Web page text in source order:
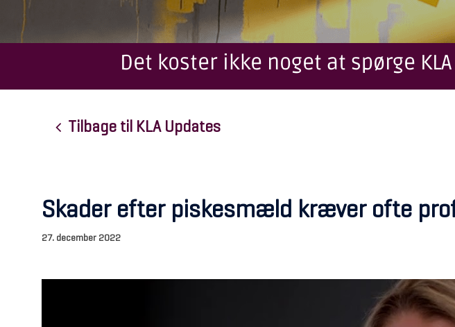
Det koster ikke noget at spørge
Tilbage til KLA Updates
Skader efter piskesmæld kræver ofte
27. december 2022